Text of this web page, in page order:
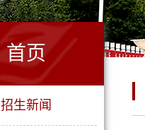
首页
招生新闻